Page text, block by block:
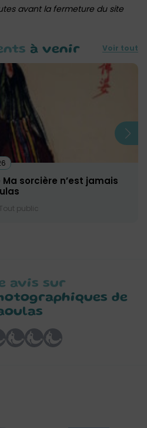
avant la fermeture du site
à venir Voir tout
sorcière n’est jamais
Tout public
avis sur
de